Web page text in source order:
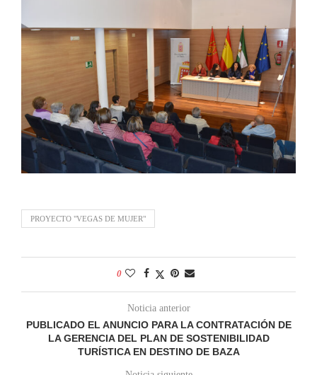
PROYECTO "VEGAS DE MUJER"
0
Noticia anterior
PUBLICADO EL ANUNCIO PARA LA CONTRATACIÓN DE
LA GERENCIA DEL PLAN DE SOSTENIBILIDAD
TURÍSTICA EN DESTINO DE BAZA